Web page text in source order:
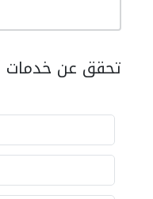
تحقق عن خدمات